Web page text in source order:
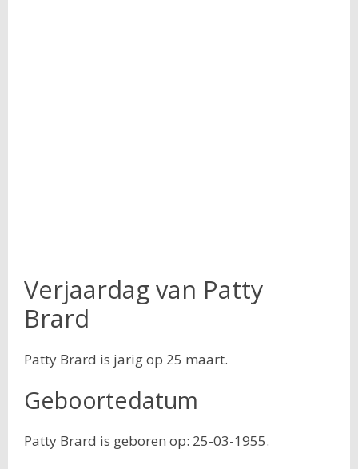
Verjaardag van Patty
Brard
Patty Brard is jarig op 25 maart.
Geboortedatum
Patty Brard is geboren op: 25-03-1955.